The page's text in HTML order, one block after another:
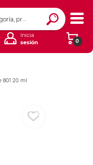
0
Inicia
sesión
801 20 ml
Ingresar Codigo